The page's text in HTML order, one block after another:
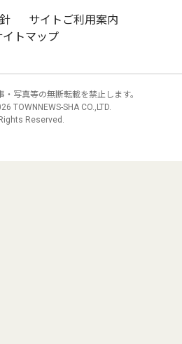
サイトご利用案内
イトマップ
写真等の無断転載を禁止します。
TOWNNEWS-SHA CO.,LTD.
Reserved.